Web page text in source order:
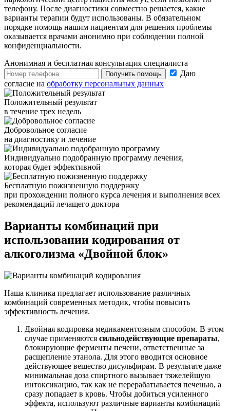
телефону. После диагностики совместно решается, какие
варианты терапии будут использованы. В обязательном
порядке помощь нашим пациентам для решения проблемы
оказывается врачами анонимно при соблюдении полной
конфиденциальности.
Анонимная и бесплатная консультация специалиста
Получить помощь
Даю
согласие на обработку персональных данных
Положительный результат
в течение трех недель
Добровольное согласие
на диагностику и лечение
Индивидуально подобранную программу лечения,
которая будет эффективной
Бесплатную пожизненную поддержку
при прохождении полного курса лечения и выполнения всех
рекомендаций лечащего доктора
Варианты комбинаций при
использовании кодирования от
алкоголизма «Двойной блок»
Наша клиника предлагает использование различных
комбинаций современных методик, чтобы повысить
эффективность лечения.
Двойная кодировка медикаментозным способом. В этом
случае применяются сильнодействующие препараты,
блокирующие ферменты печени, ответственные за
расщепление этанола. Для этого вводится основное
действующее вещество дисульфирам. В результате даже
минимальная доза спиртного вызывает тяжелейшую
интоксикацию, так как не перерабатывается печенью, а
сразу попадает в кровь. Чтобы добиться усиленного
эффекта, используют различные варианты комбинаций